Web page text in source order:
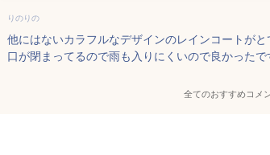
りのりの
他にはないカラフルなデザインのレインコートが
口が閉まってるので雨も入りにくいので良かったで
全てのおすすめコメ